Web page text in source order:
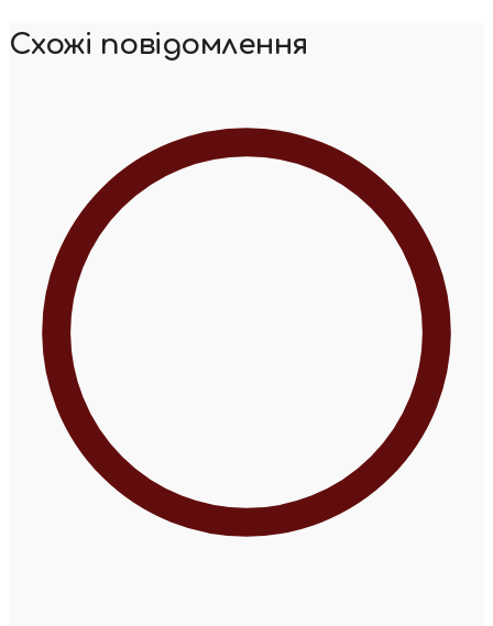
Схожі повідомлення